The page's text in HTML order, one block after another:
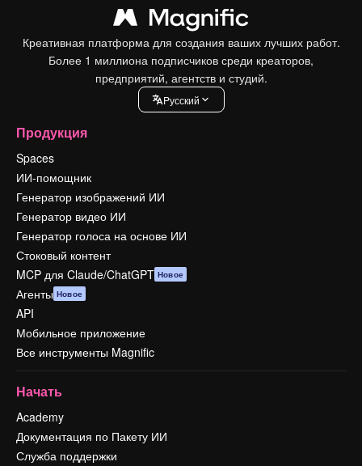
Креативная платформа для создания ваших лучших работ.
Более 1 миллиона подписчиков среди креаторов,
предприятий, агентств и студий.
Pусский
Продукция
Spaces
ИИ-помощник
Генератор изображений ИИ
Генератор видео ИИ
Генератор голоса на основе ИИ
Стоковый контент
MCP для Claude/ChatGPT Новое
Агенты Новое
API
Мобильное приложение
Все инструменты Magnific
Начать
Academy
Документация по Пакету ИИ
Служба поддержки